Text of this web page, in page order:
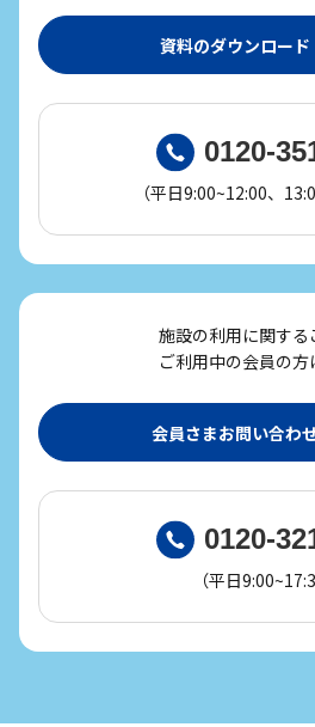
資料のダウンロード
0120-
（平日9:00~12:00、
施設の利用に関する
ご利用中の会員の方
会員さまお問い合わ
0120-
（平日